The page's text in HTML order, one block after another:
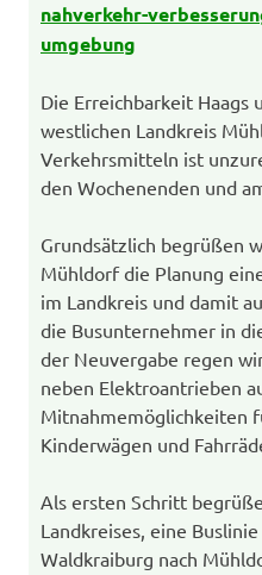
nahverkehr-
umgebung
Die Erreichbarkeit Haags
westlichen Landkreis
Verkehrsmitteln ist
den Wochenenden und
Grundsätzlich begrüßen
Mühldorf die Planung
im Landkreis und damit
die Busunternehmer in
der Neuvergabe regen
neben Elektroantrieben
Mitnahmemöglichkeiten
Kinderwägen und
Als ersten Schritt
Landkreises, eine
Waldkraiburg nach